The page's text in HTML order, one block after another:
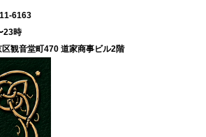
6163
23時
観音堂町470 道家商事ビル2階